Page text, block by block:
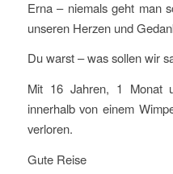
Erna – niemals geht man
unseren Herzen und
Du warst – was sollen wir
Mit 16 Jahren, 1 Monat
innerhalb von einem
verloren.
Gute Reise